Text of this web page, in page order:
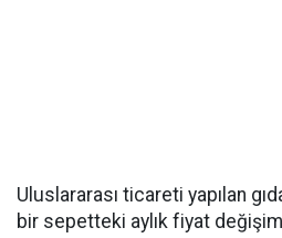
Uluslararası ticareti yapılan
bir sepetteki aylık fiyat